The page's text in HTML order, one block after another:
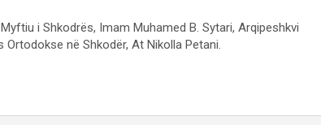
i Shkodrës, Imam Muhamed B. Sytari, Arqipeshkvi
në Shkodër, At Nikolla Petani.